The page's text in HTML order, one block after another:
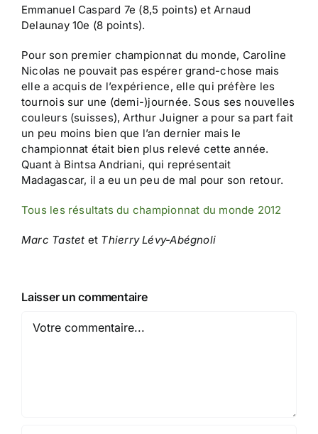
Emmanuel Caspard 7e (8,5 points) et Arnaud
Delaunay 10e (8 points).
Pour son premier championnat du monde, Caroline
Nicolas ne pouvait pas espérer grand-chose mais
elle a acquis de l’expérience, elle qui préfère les
tournois sur une (demi-)journée. Sous ses nouvelles
couleurs (suisses), Arthur Juigner a pour sa part fait
un peu moins bien que l’an dernier mais le
championnat était bien plus relevé cette année.
Quant à Bintsa Andriani, qui représentait
Madagascar, il a eu un peu de mal pour son retour.
Tous les résultats du championnat du monde 2012
Marc Tastet et Thierry Lévy-Abégnoli
Laisser un commentaire